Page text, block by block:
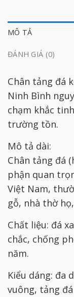
MÔ TẢ
ĐÁNH GIÁ (0)
Chân tảng đá
Ninh Bình
chạm khắc
trường tồn.
Mô tả dài:
Chân tảng đá
phận quan
Việt Nam,
gỗ, nhà thờ
Chất liệu: đá
chắc, chống
năm.
Kiểu dáng: đa
vuông, tảng